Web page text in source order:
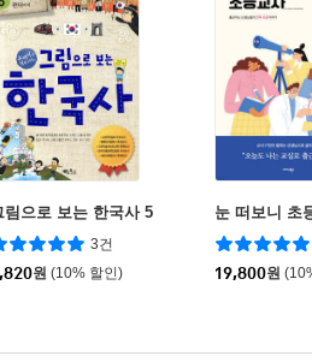
림으로 보는 한국사 5
3건
원 (10% 할인)
눈 떠보니 초
19,800원